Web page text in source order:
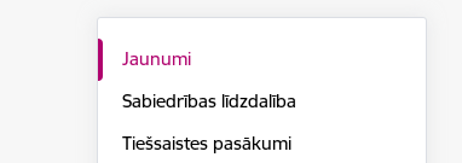
Jaunumi
Sabiedrības līdzdalība
Tiešsaistes pasākumi